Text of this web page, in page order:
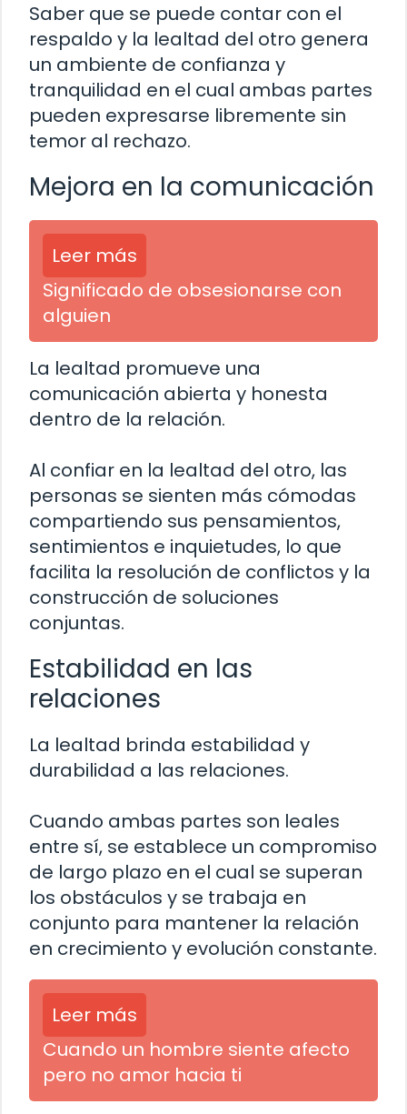
Saber que se puede contar con el
respaldo y la lealtad del otro genera
un ambiente de confianza y
tranquilidad en el cual ambas partes
pueden expresarse libremente sin
temor al rechazo.
Mejora en la comunicación
Leer más
Significado de obsesionarse con
alguien
La lealtad promueve una
comunicación abierta y honesta
dentro de la relación.
Al confiar en la lealtad del otro, las
personas se sienten más cómodas
compartiendo sus pensamientos,
sentimientos e inquietudes, lo que
facilita la resolución de conflictos y la
construcción de soluciones
conjuntas.
Estabilidad en las
relaciones
La lealtad brinda estabilidad y
durabilidad a las relaciones.
Cuando ambas partes son leales
entre sí, se establece un compromiso
de largo plazo en el cual se superan
los obstáculos y se trabaja en
conjunto para mantener la relación
en crecimiento y evolución constante.
Leer más
Cuando un hombre siente afecto
pero no amor hacia ti